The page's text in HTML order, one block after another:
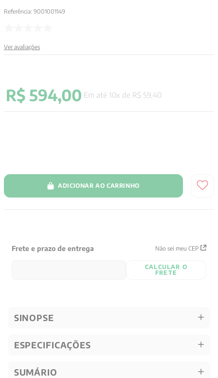
Referência: 9001001149
Ver avaliações
R$ 594,00 Em até 10x de R$ 59 40
ADICIONAR AO CARRINHO
Frete e prazo de entrega Não sei meu CEP
CALCULAR O
FRETE
SINOPSE
ESPECIFICAÇÕES
SUMÁRIO
8º verena kast
10º anselm grun